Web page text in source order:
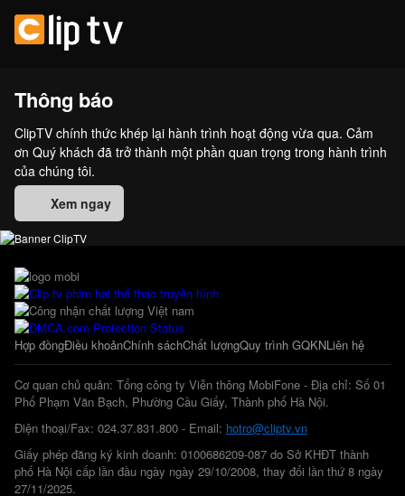
Thông báo
ClipTV chính thức khép lại hành trình hoạt động vừa qua. Cảm
ơn Quý khách đã trở thành một phần quan trọng trong hành trình
của chúng tôi.
Xem ngay
Hợp đồngĐiều khoảnChính sáchChất lượngQuy trình GQKNLiên hệ
Cơ quan chủ quản: Tổng công ty Viễn thông MobiFone - Địa chỉ: Số 01
Phố Phạm Văn Bạch, Phường Cầu Giấy, Thành phố Hà Nội.
Điện thoại/Fax: 024.37.831.800 - Email: hotro@cliptv.vn
Giấy phép đăng ký kinh doanh: 0100686209-087 do Sở KHĐT thành
phố Hà Nội cấp lần đầu ngày ngày 29/10/2008, thay đổi lần thứ 8 ngày
27/11/2025.